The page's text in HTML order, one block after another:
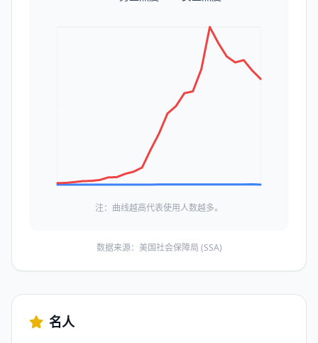
注：曲线越高代表使用人数越多。
数据来源：美国社会保障局 (SSA)
名人